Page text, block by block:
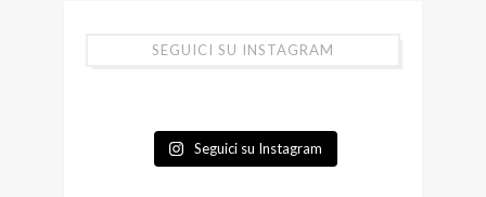
SEGUICI SU INSTAGRAM
Seguici su Instagram